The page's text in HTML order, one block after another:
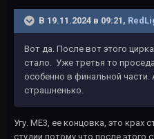
В 19.11.2024 в 09:21,
Вот да. После вот этого
стало. Уже третья то
особенно в финальной
страшненько.
Угу. МЕ3, ее концовка, это крах
студии потому что после этого